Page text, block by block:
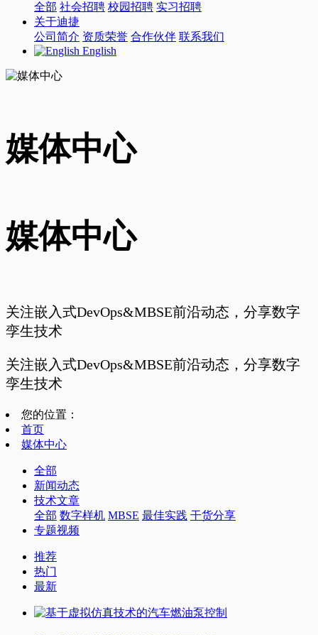
全部 社会招聘 校园招聘 实习招聘
关于迪捷
公司简介 资质荣誉 合作伙伴 联系我们
English
媒体中心
媒体中心
关注嵌入式DevOps&MBSE前沿动态，分享数字
孪生技术
关注嵌入式DevOps&MBSE前沿动态，分享数字
孪生技术
您的位置：
首页
媒体中心
全部
新闻动态
技术文章
全部 数字样机 MBSE 最佳实践 干货分享
专题视频
推荐
热门
最新